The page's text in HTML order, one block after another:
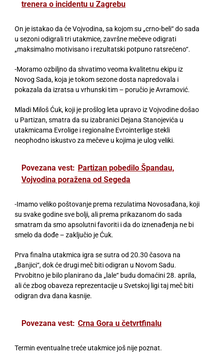
trenera o incidentu u Zagrebu
On je istakao da će Vojvodina, sa kojom su „crno-beli“ do sada
u sezoni odigrali tri utakmice, završne mečeve odigrati
„maksimalno motivisano i rezultatski potpuno ratsrećeno“.
-Moramo ozbiljno da shvatimo veoma kvalitetnu ekipu iz
Novog Sada, koja je tokom sezone dosta napredovala i
pokazala da izratsa u vrhunski tim – poručio je Avramović.
Mladi Miloš Ćuk, koji je prošlog leta upravo iz Vojvodine došao
u Partizan, smatra da su izabranici Dejana Stanojevića u
utakmicama Evrolige i regionalne Evrointerlige stekli
neophodno iskustvo za mečeve u kojima je ulog veliki.
Povezana vest: Partizan pobedilo Špandau,
Vojvodina poražena od Segeda
-Imamo veliko poštovanje prema rezulatima Novosađana, koji
su svake godine sve bolji, ali prema prikazanom do sada
smatram da smo apsolutni favoriti i da do iznenađenja ne bi
smelo da dođe – zaključio je Ćuk.
Prva finalna utakmica igra se sutra od 20.30 časova na
„Banjici“, dok će drugi meč biti odigran u Novom Sadu.
Prvobitno je bilo planirano da „lale“ budu domaćini 28. aprila,
ali će zbog obaveza reprezentacije u Svetskoj ligi taj meč biti
odigran dva dana kasnije.
Povezana vest: Crna Gora u četvrtfinalu
Termin eventualne treće utakmice još nije poznat.